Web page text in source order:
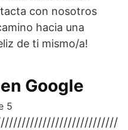
con nosotros
hacia una
de ti mismo/a!
Google
5